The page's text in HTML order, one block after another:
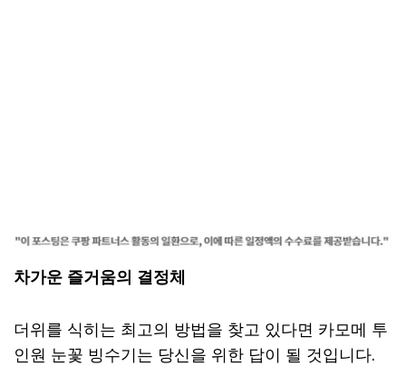
차가운 즐거움의 결정체
더위를 식히는 최고의 방법을 찾고 있다면 카모메 투
인원 눈꽃 빙수기는 당신을 위한 답이 될 것입니다.